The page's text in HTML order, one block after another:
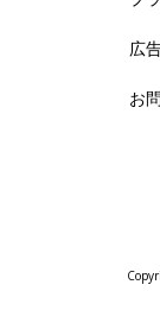
広
お